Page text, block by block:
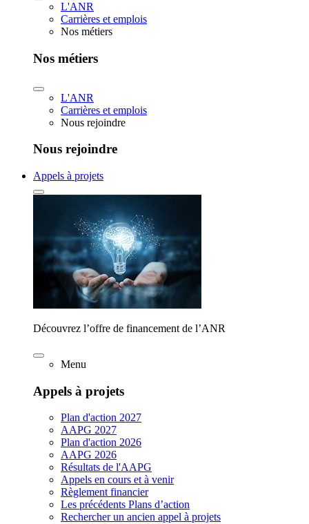
L'ANR
Carrières et emplois
Nos métiers
Nos métiers
L'ANR
Carrières et emplois
Nous rejoindre
Nous rejoindre
Appels à projets
Découvrez l’offre de financement de l’ANR
Menu
Appels à projets
Plan d'action 2027
AAPG 2027
Plan d'action 2026
AAPG 2026
Résultats de l'AAPG
Appels en cours et à venir
Règlement financier
Les précédents Plans d’action
Rechercher un ancien appel à projets